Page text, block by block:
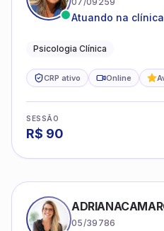
Atuando na
estruturas, com
Psicologia Clínica
CRP ativo Online
SESSÃO
R$ 90
05/39786